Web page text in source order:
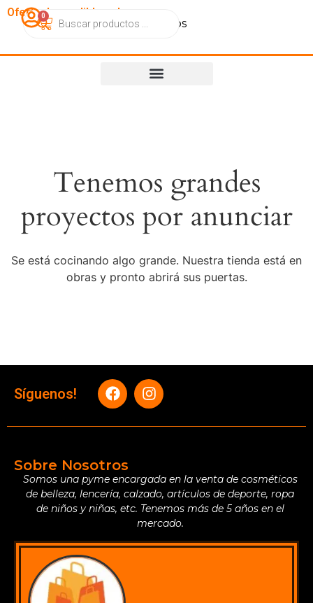
OfertasImperdibles.cl
CatálogoContactoNosotros
0
Tenemos grandes
proyectos por anunciar
Se está cocinando algo grande. Nuestra tienda está en
obras y pronto abrirá sus puertas.
Síguenos!
Sobre Nosotros
Somos una pyme encargada en la venta de cosméticos
de belleza, lencería, calzado, artículos de deporte, ropa
de niños y niñas, etc. Tenemos más de 5 años en el
mercado.